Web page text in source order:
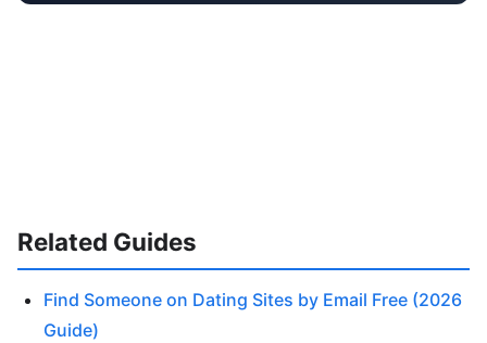
Related Guides
Find Someone on Dating Sites by Email Free (2026
Guide)